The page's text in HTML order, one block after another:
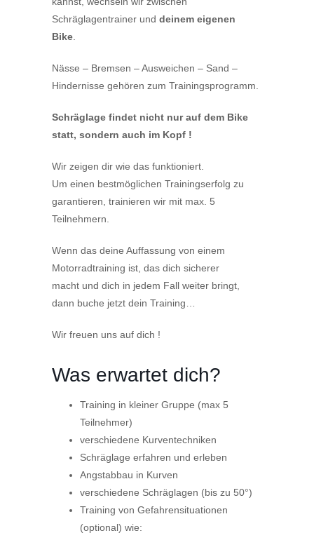
Schräglagentrainer und deinem eigenen
Bike
Nässe – Bremsen – Ausweichen – Sand –
Hindernisse gehören zum Trainingsprogramm.
Schräglage findet nicht nur auf dem Bike
statt, sondern auch im Kopf !
Wir zeigen dir wie das funktioniert.
Um einen bestmöglichen Trainingserfolg zu
garantieren, trainieren wir mit max. 5
Teilnehmern.
Wenn das deine Auffassung von einem
Motorradtraining ist, das dich sicherer
macht und dich in jedem Fall weiter bringt,
dann buche jetzt dein Training…
Wir freuen uns auf dich !
Was erwartet dich?
Training in kleiner Gruppe (max 5
Teilnehmer)
verschiedene Kurventechniken
Schräglage erfahren und erleben
Angstabbau in Kurven
verschiedene Schräglagen (bis zu 50°)
Training von Gefahrensituationen
(optional) wie: